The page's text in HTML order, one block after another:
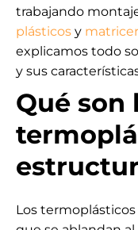
trabajando
plásticos y
explicamos todo
y sus
Qué son
Los